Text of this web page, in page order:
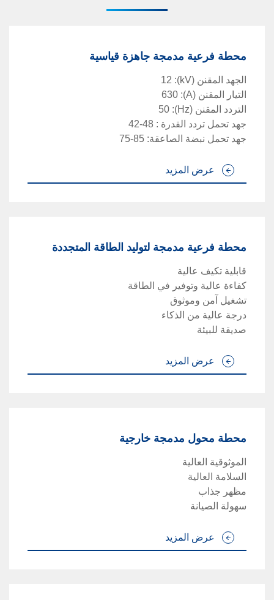
محطة فرعية مدمجة جاهزة قياسية
الجهد المقنن (kV)
:
التيار المقنن (A)
:
التردد المقنن (Hz)
:
جهد تحمل تردد القدرة :
42-48
جهد تحمل نبضة الصاعقة:
75-85
عرض المزيد
محطة فرعية مدمجة لتوليد الطاقة المتجددة
قابلية تكيف عالية
كفاءة عالية وتوفير في الطاقة
تشغيل آمن وموثوق
درجة عالية من الذكاء
صديقة للبيئة
عرض المزيد
محطة محول مدمجة خارجية
الموثوقية العالية
السلامة العالية
مظهر جذاب
سهولة الصيانة
عرض المزيد